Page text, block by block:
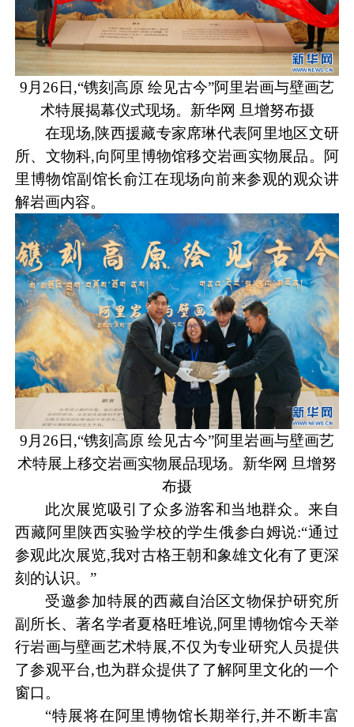
9月26日,“镌刻高原 绘见古今”阿里岩画与壁画艺
术特展揭幕仪式现场。新华网 旦增努布摄
在现场,陕西援藏专家席琳代表阿里地区文研
所、文物科,向阿里博物馆移交岩画实物展品。阿
里博物馆副馆长俞江在现场向前来参观的观众讲
解岩画内容。
9月26日,“镌刻高原 绘见古今”阿里岩画与壁画艺
术特展上移交岩画实物展品现场。新华网 旦增努
布摄
此次展览吸引了众多游客和当地群众。来自
西藏阿里陕西实验学校的学生俄参白姆说:“通过
参观此次展览,我对古格王朝和象雄文化有了更深
刻的认识。”
受邀参加特展的西藏自治区文物保护研究所
副所长、著名学者夏格旺堆说,阿里博物馆今天举
行岩画与壁画艺术特展,不仅为专业研究人员提供
了参观平台,也为群众提供了了解阿里文化的一个
窗口。
“特展将在阿里博物馆长期举行,并不断丰富